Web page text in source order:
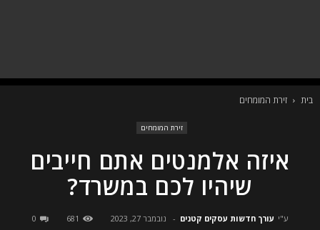
בית זירת המומחים
זירת המומחים
איזה אלמנטים אתם חייבים
שיהיו לכם במשרד?
ע"י עורך חדשות עסקים קטנים - נובמבר 27, 2023 681
0